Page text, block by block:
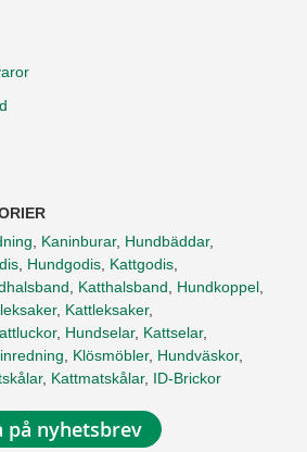
, Kaninburar, Hundbäddar,
, Hundgodis, Kattgodis,
, Katthalsband, Hundkoppel,
, Kattleksaker,
, Hundselar, Kattselar,
, Klösmöbler, Hundväskor,
, Kattmatskålar, ID-Brickor
på nyhetsbrev